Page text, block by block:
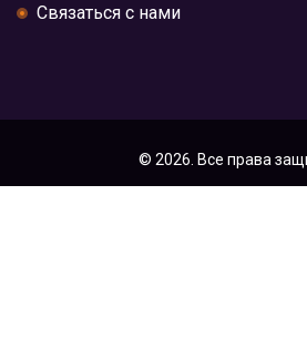
Связаться с нами
© 2026. Все права